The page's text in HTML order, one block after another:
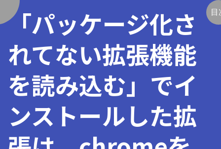
「パッケージ化さ
れてない拡張機能
を読み込む」でイ
ンストールした拡
目